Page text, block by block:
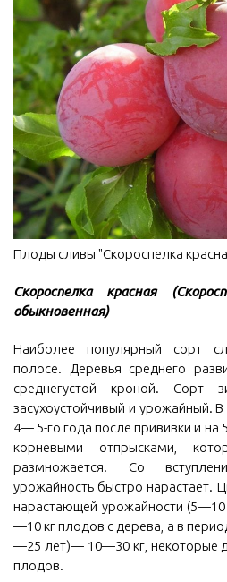
Плоды сливы "Скороспелка
Скороспелка красная
обыкновенная)
Наиболее популярный сорт
полосе. Деревья среднего
среднегустой кроной. Сорт
засухоустойчивый и урожайный.
4— 5-го года после прививки и
корневыми отпрысками,
размножается. Со
урожайность быстро нарастает.
нарастающей урожайности
—10 кг плодов с дерева, а в
—25 лет)— 10—30 кг, некоторые
плодов.